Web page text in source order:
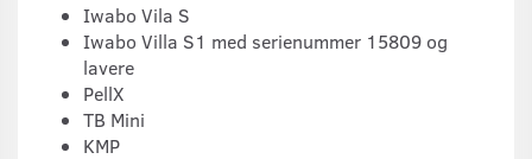
Iwabo Vila S
Iwabo Villa S1 med serienummer 15809 og
lavere
PellX
TB Mini
KMP